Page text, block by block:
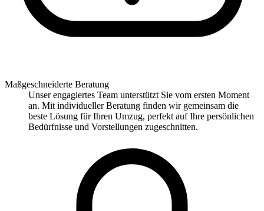
Maßgeschneiderte Beratung
Unser engagiertes Team unterstützt Sie vom ersten Moment
an. Mit individueller Beratung finden wir gemeinsam die
beste Lösung für Ihren Umzug, perfekt auf Ihre persönlichen
Bedürfnisse und Vorstellungen zugeschnitten.